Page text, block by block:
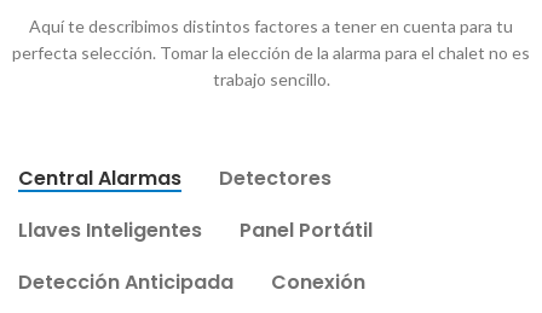
Aquí te describimos distintos factores a tener en cuenta para tu
perfecta selección. Tomar la elección de la alarma para el chalet no es
trabajo sencillo.
Central Alarmas
Detectores
Llaves Inteligentes
Panel Portátil
Detección Anticipada
Conexión